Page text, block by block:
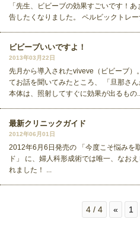
「先生、ビビーブの効果すごいです！
告したくなりました。 ペルビックトレ
ビビーブいいですよ！
2013年03月22日
先月から導入されたviveve（ビビーブ）
てお話を聞いてみたところ、 「旦那さ
本体は、照射してすぐに効果が出るもの
最新クリニックガイド
2012年06月01日
2012年6月6日発売の 「今度こそ悩みを
ド」 に、婦人科形成術では唯一、なお
れました！ ...
4 / 4 « 1